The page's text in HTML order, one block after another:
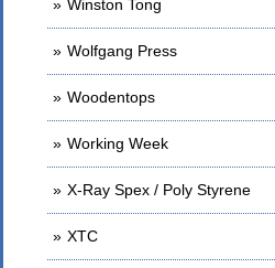
Winston Tong
Wolfgang Press
Woodentops
Working Week
X-Ray Spex / Poly Styrene
XTC